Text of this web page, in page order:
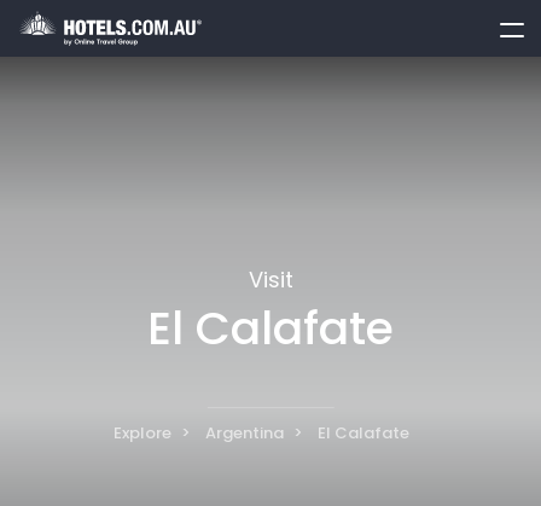
Visit
El Calafate
Explore Argentina El Calafate